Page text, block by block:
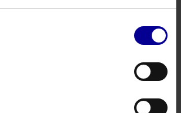
tarrakiinnityksellä
Lymfaödeeman hoito
Press Optimal Comfy-